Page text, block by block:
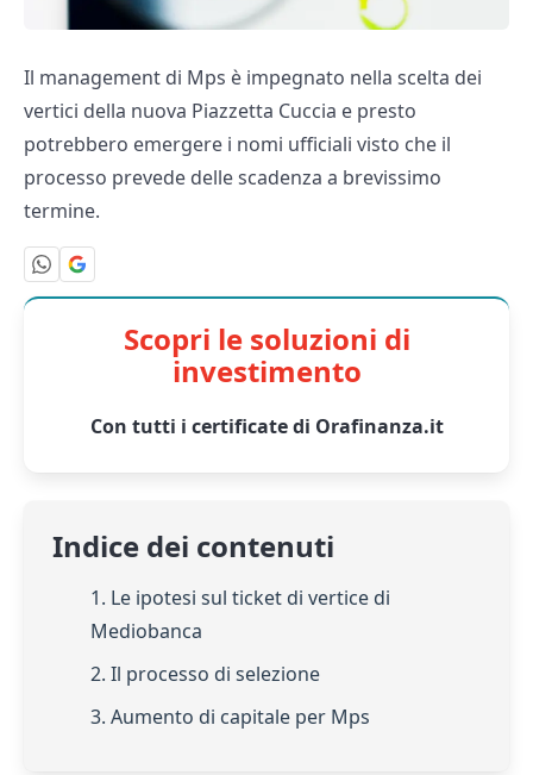
Il management di Mps è impegnato nella scelta dei
vertici della nuova Piazzetta Cuccia e presto
potrebbero emergere i nomi ufficiali visto che il
processo prevede delle scadenza a brevissimo
termine.
Scopri le soluzioni di
investimento
Con tutti i certificate di Orafinanza.it
Indice dei contenuti
1. Le ipotesi sul ticket di vertice di
Mediobanca
2. Il processo di selezione
3. Aumento di capitale per Mps